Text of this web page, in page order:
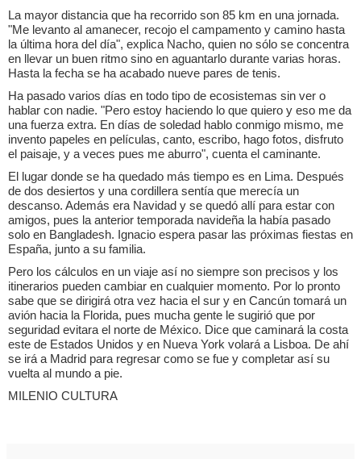
La mayor distancia que ha recorrido son 85 km en una jornada.
"Me levanto al amanecer, recojo el campamento y camino hasta
la última hora del día", explica Nacho, quien no sólo se concentra
en llevar un buen ritmo sino en aguantarlo durante varias horas.
Hasta la fecha se ha acabado nueve pares de tenis.
Ha pasado varios días en todo tipo de ecosistemas sin ver o
hablar con nadie. "Pero estoy haciendo lo que quiero y eso me da
una fuerza extra. En días de soledad hablo conmigo mismo, me
invento papeles en películas, canto, escribo, hago fotos, disfruto
el paisaje, y a veces pues me aburro", cuenta el caminante.
El lugar donde se ha quedado más tiempo es en Lima. Después
de dos desiertos y una cordillera sentía que merecía un
descanso. Además era Navidad y se quedó allí para estar con
amigos, pues la anterior temporada navideña la había pasado
solo en Bangladesh. Ignacio espera pasar las próximas fiestas en
España, junto a su familia.
Pero los cálculos en un viaje así no siempre son precisos y los
itinerarios pueden cambiar en cualquier momento. Por lo pronto
sabe que se dirigirá otra vez hacia el sur y en Cancún tomará un
avión hacia la Florida, pues mucha gente le sugirió que por
seguridad evitara el norte de México. Dice que caminará la costa
este de Estados Unidos y en Nueva York volará a Lisboa. De ahí
se irá a Madrid para regresar como se fue y completar así su
vuelta al mundo a pie.
MILENIO CULTURA